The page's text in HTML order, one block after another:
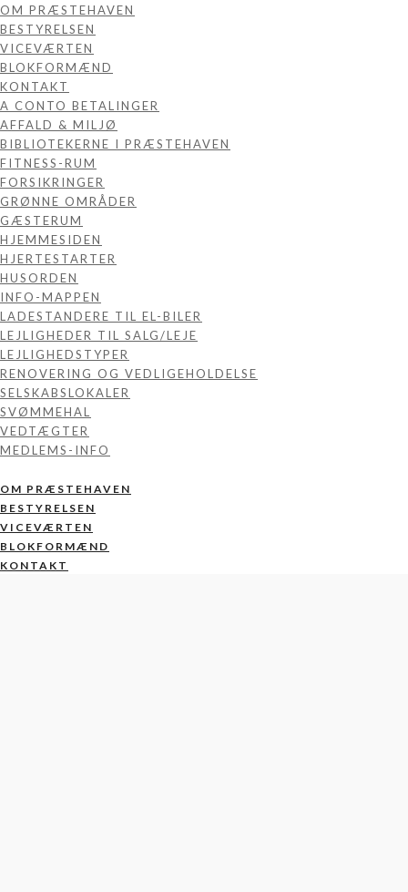
OM PRÆSTEHAVEN
BESTYRELSEN
VICEVÆRTEN
BLOKFORMÆND
KONTAKT
A CONTO BETALINGER
AFFALD & MILJØ
BIBLIOTEKERNE I PRÆSTEHAVEN
FITNESS-RUM
FORSIKRINGER
GRØNNE OMRÅDER
GÆSTERUM
HJEMMESIDEN
HJERTESTARTER
HUSORDEN
INFO-MAPPEN
LADESTANDERE TIL EL-BILER
LEJLIGHEDER TIL SALG/LEJE
LEJLIGHEDSTYPER
RENOVERING OG VEDLIGEHOLDELSE
SELSKABSLOKALER
SVØMMEHAL
VEDTÆGTER
MEDLEMS-INFO
OM PRÆSTEHAVEN
BESTYRELSEN
VICEVÆRTEN
BLOKFORMÆND
KONTAKT